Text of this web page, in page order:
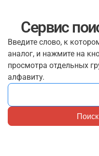
Сервис
Введите слово, к
аналог, и нажмите на
просмотра отдельных
алфавиту.